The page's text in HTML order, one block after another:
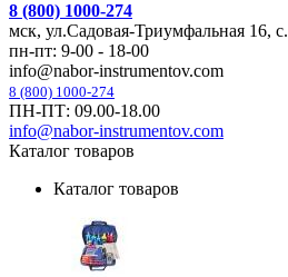
8 (800) 1000-274
мск, ул.Садовая-Триумфальная 16,
пн-пт: 9-00 - 18-00
info@nabor-instrumentov.com
8 (800) 1000-274
ПН-ПТ: 09.00-18.00
info@nabor-instrumentov.com
Каталог товаров
Каталог товаров